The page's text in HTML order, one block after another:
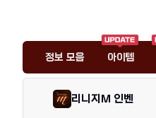
정보 모음 아이템
리니지M 인벤